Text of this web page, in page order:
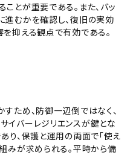
とが重要である。また、バッ
進むかを確認し、復旧の実効
抑える観点で有効である。
ため、防御一辺倒ではなく、
イバーレジリエンスが鍵とな
り、保護と運用の両面で「使え
みが求められる。平時から備